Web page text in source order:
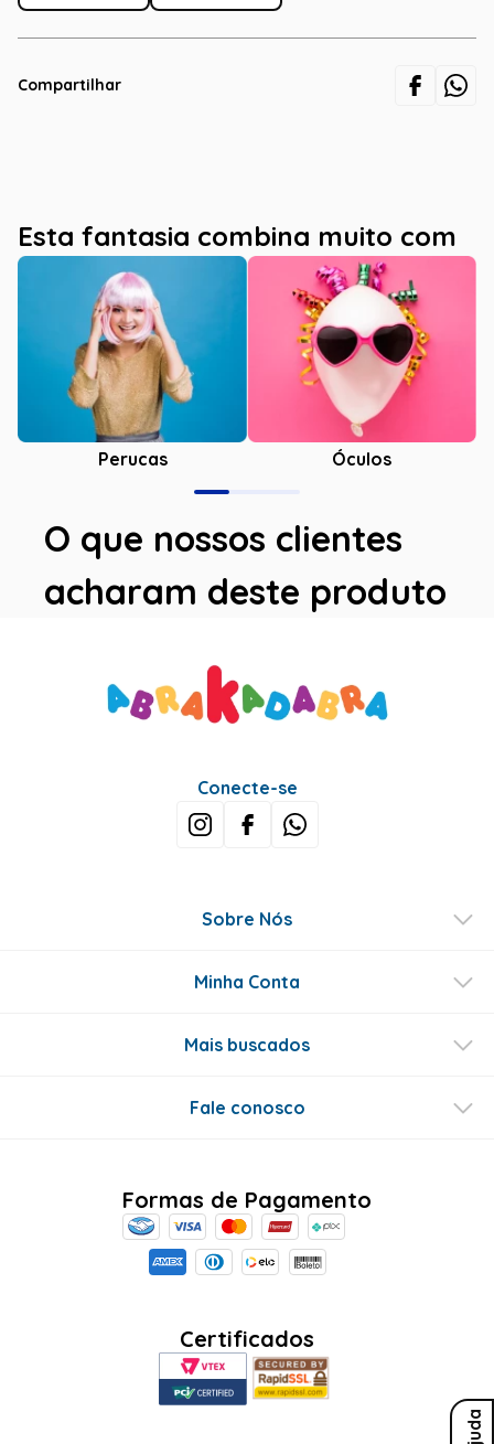
Compartilhar
Esta fantasia combina muito com
Perucas Óculos
O que nossos clientes
acharam deste produto
Avaliações
Este produto ainda não tem avaliações
SEJA O PRIMEIRO A AVALIAR
Perguntas & respostas
Este produto ainda não tem perguntas
Ajuda